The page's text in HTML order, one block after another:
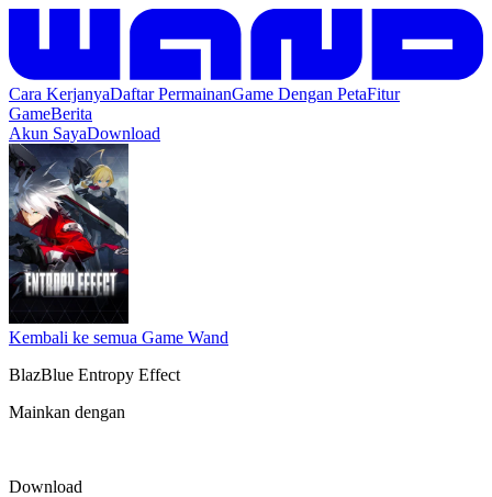
Cara KerjanyaDaftar PermainanGame Dengan PetaFitur
GameBerita
Akun SayaDownload
Kembali ke semua Game Wand
BlazBlue Entropy Effect
Mainkan dengan
Download